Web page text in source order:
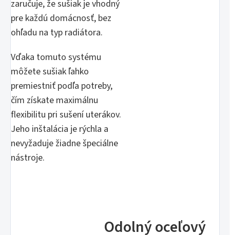
zaručuje, že sušiak je vhodný
pre každú domácnosť, bez
ohľadu na typ radiátora.
Vďaka tomuto systému
môžete sušiak ľahko
premiestniť podľa potreby,
čím získate maximálnu
flexibilitu pri sušení uterákov.
Jeho inštalácia je rýchla a
nevyžaduje žiadne špeciálne
nástroje.
Odolný oceľový